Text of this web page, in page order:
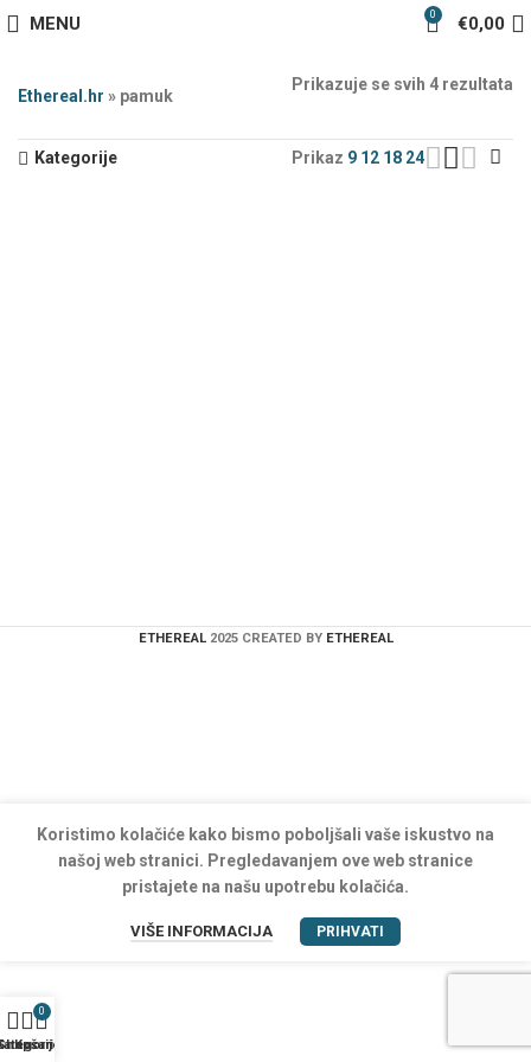
MENU 0 €0,00
Ethereal.hr » pamuk
Prikazuje se svih 4 rezultata
Kategorije Prikaz 9 12 18 24
ETHEREAL 2025 CREATED BY ETHEREAL
Koristimo kolačiće kako bismo poboljšali vaše iskustvo na
našoj web stranici. Pregledavanjem ove web stranice
pristajete na našu upotrebu kolačića.
VIŠE INFORMACIJA PRIHVATI
0
Košarica